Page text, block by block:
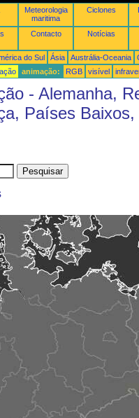
Meteorologia
maritima
Ciclones
Contacto Notícias
do Sul Ásia Austrália-Oceania
animação: RGB visível
- Alemanha,
Países Baixos,